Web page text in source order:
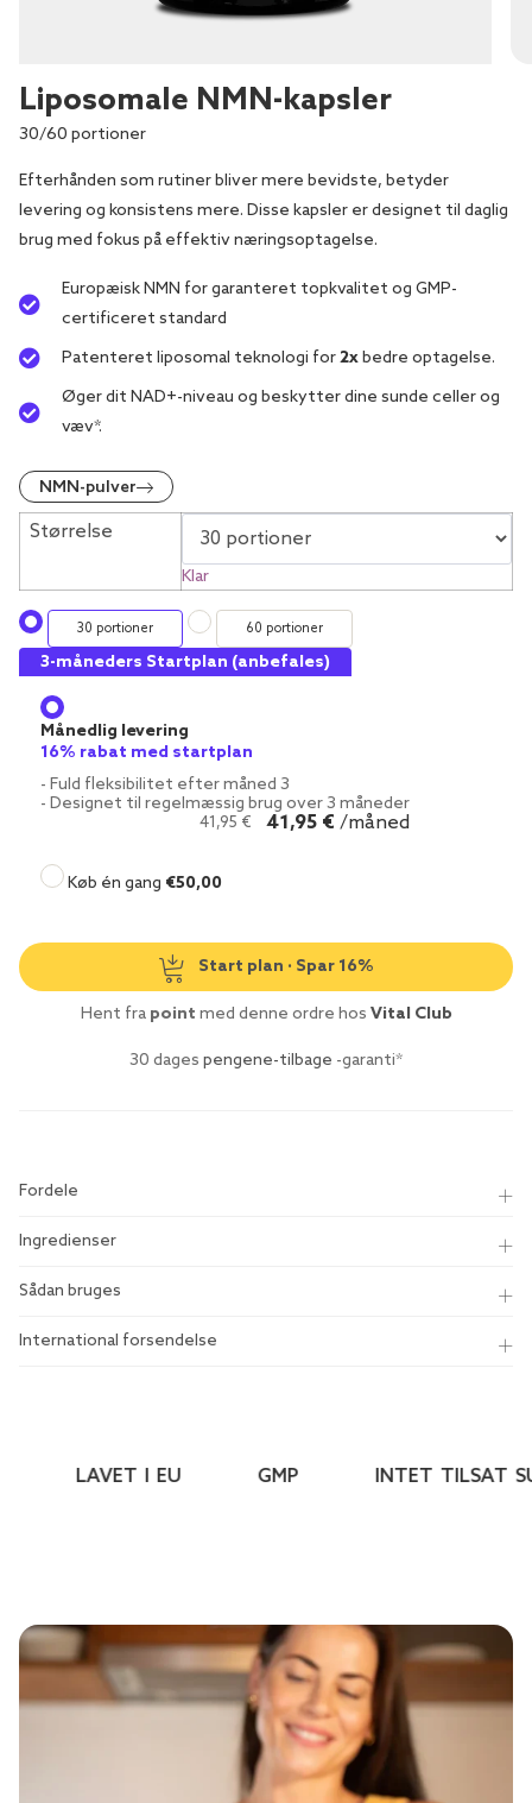
Liposomale NMN-kapsler
30/60 portioner
Efterhånden som rutiner bliver mere bevidste, betyder
levering og konsistens mere. Disse kapsler er designet til daglig
brug med fokus på effektiv næringsoptagelse.
Europæisk NMN for garanteret topkvalitet og GMP-
certificeret standard
Patenteret liposomal teknologi for2xbedre optagelse.
Øger dit NAD+-niveau og beskytter dine sunde celler og
væv*.
NMN-pulver
Størrelse
Klar
30 portioner 60 portioner
3-måneders Startplan (anbefales)
Månedlig levering
16% rabat med startplan
- Fuld fleksibilitet efter måned 3
- Designet til regelmæssig brug over 3 måneder
41,95 € 41,95 € /måned
Køb én gang €50,00
Start plan · Spar 16%
Hent fra point med denne ordre hos Vital Club
30 dages pengene-tilbage -garanti*
Fordele
Ingredienser
Sådan bruges
International forsendelse
LAVET I EU GMP INTET TILSAT